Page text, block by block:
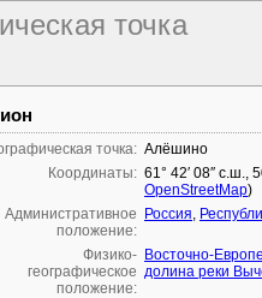
точка
точка: Алёшино
Координаты: 61° 42′ 08″ с.ш.,
OpenStreetMap)
Административное
положение:
Россия,
Физико-
географическое
положение:
Восточно-
долина реки